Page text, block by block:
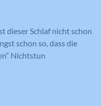
dieser Schlaf nicht schon
schon so, dass die
Nichtstun